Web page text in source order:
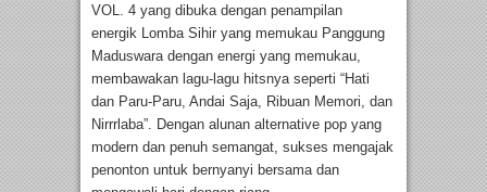
VOL. 4 yang dibuka dengan penampilan
energik Lomba Sihir yang memukau Panggung
Maduswara dengan energi yang memukau,
membawakan lagu-lagu hitsnya seperti “Hati
dan Paru-Paru, Andai Saja, Ribuan Memori, dan
Nirrrlaba”. Dengan alunan alternative pop yang
modern dan penuh semangat, sukses mengajak
penonton untuk bernyanyi bersama dan